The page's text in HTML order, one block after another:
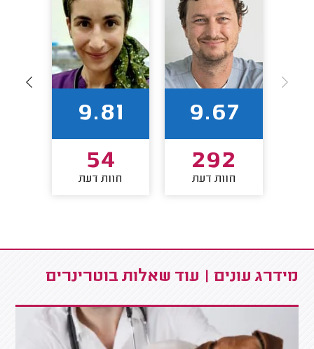
9.67
292
חוות דעת
9.81
54
חוות דעת
מידרג עונים | עוד שאלות בוטרינרים